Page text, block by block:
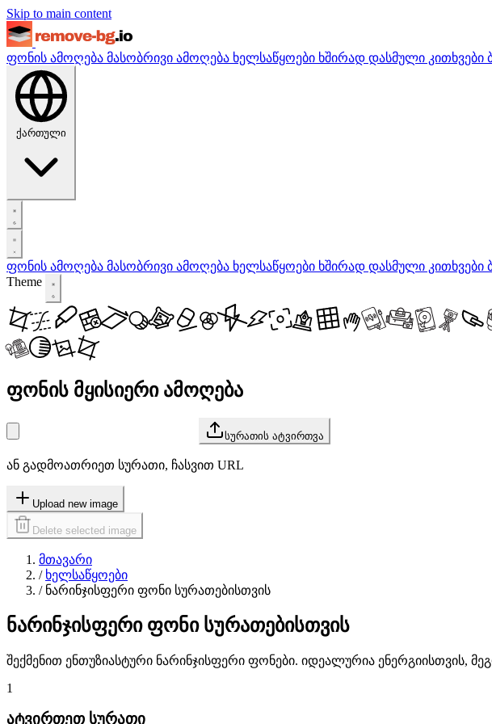
Skip to main content
ფონის ამოღება მასობრივი ამოღება ხელსაწყოები ხშირად დასმული კითხვები
ქართული
ფონის ამოღება მასობრივი ამოღება ხელსაწყოები ხშირად დასმული კითხვები
Theme
ფონის მყისიერი ამოღება
სურათის ატვირთვა
ან გადმოათრიეთ სურათი, ჩასვით URL
Upload new image
Delete selected image
მთავარი
/ ხელსაწყოები
/ ნარინჯისფერი ფონი სურათებისთვის
ნარინჯისფერი ფონი სურათებისთვის
შექმენით ენთუზიასტური ნარინჯისფერი ფონები. იდეალურია ენერგიისთვის,
1
ატვირთეთ სურათი